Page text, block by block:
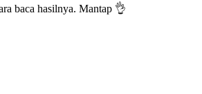
baca hasilnya. Mantap 👌